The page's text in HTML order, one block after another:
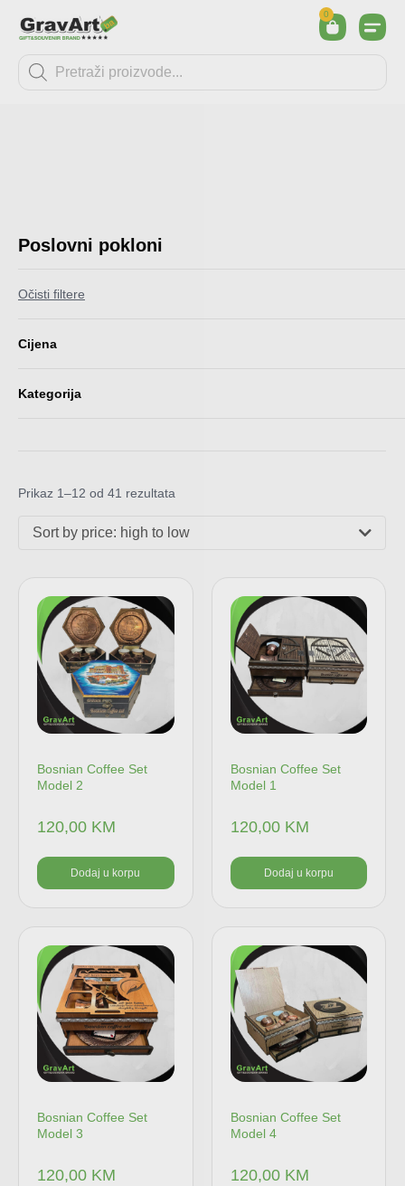
0
Poslovni pokloni
Očisti filtere
Cijena
Kategorija
Prikaz 1–12 od 41 rezultata
Sort by price: high to low
Bosnian Coffee Set
Model 2
120,00 KM
Dodaj u korpu
Bosnian Coffee Set
Model 1
120,00 KM
Dodaj u korpu
Bosnian Coffee Set
Model 3
120,00 KM
Bosnian Coffee Set
Model 4
120,00 KM